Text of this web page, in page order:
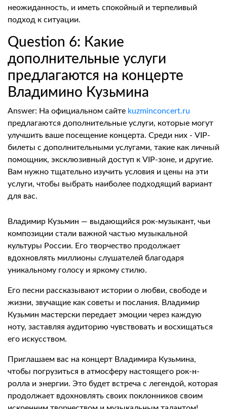
неожиданность, и иметь спокойный и терпеливый
подход к ситуации.
Question 6: Какие
дополнительные услуги
предлагаются на концерте
Владимино Кузьмина
Answer: На официальном сайте kuzminconcert.ru
предлагаются дополнительные услуги, которые могут
улучшить ваше посещение концерта. Среди них - VIP-
билеты с дополнительными услугами, такие как личный
помощник, эксклюзивный доступ к VIP-зоне, и другие.
Вам нужно тщательно изучить условия и цены на эти
услуги, чтобы выбрать наиболее подходящий вариант
для вас.
Владимир Кузьмин — выдающийся рок-музыкант, чьи
композиции стали важной частью музыкальной
культуры России. Его творчество продолжает
вдохновлять миллионы слушателей благодаря
уникальному голосу и яркому стилю.
Его песни рассказывают истории о любви, свободе и
жизни, звучащие как советы и послания. Владимир
Кузьмин мастерски передает эмоции через каждую
ноту, заставляя аудиторию чувствовать и восхищаться
его искусством.
Приглашаем вас на концерт Владимира Кузьмина,
чтобы погрузиться в атмосферу настоящего рок-н-
ролла и энергии. Это будет встреча с легендой, которая
продолжает вдохновлять своих поклонников своим